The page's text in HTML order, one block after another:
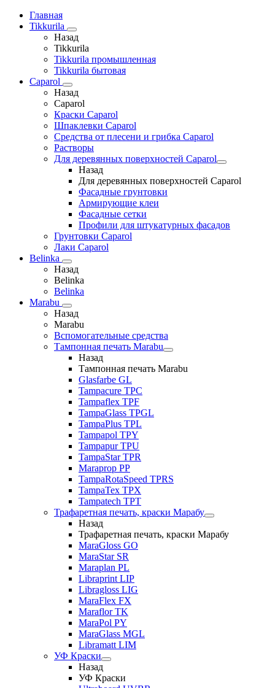
Главная
Tikkurila
Назад
Tikkurila
Tikkurila промышленная
Tikkurila бытовая
Caparol
Назад
Caparol
Краски Caparol
Шпаклевки Caparol
Средства от плесени и грибка Caparol
Растворы
Для деревянных поверхностей Caparol
Назад
Для деревянных поверхностей Caparol
Фасадные грунтовки
Армирующие клеи
Фасадные сетки
Профили для штукатурных фасадов
Грунтовки Caparol
Лаки Caparol
Belinka
Назад
Belinka
Belinka
Marabu
Назад
Marabu
Вспомогательные средства
Тампонная печать Marabu
Назад
Тампонная печать Marabu
Glasfarbe GL
Tampacure TPC
Tampaflex TPF
TampaGlass TPGL
TampaPlus TPL
Tampapol TPY
Tampapur TPU
TampaStar TPR
Maraprop PP
TampaRotaSpeed TPRS
TampaTex TPX
Tampatech TPT
Трафаретная печать, краски Марабу
Назад
Трафаретная печать, краски Марабу
MaraGloss GO
MaraStar SR
Maraplan PL
Libraprint LIP
Libragloss LIG
MaraFlex FX
Maraflor TK
MaraPol PY
MaraGlass MGL
Libramatt LIM
УФ Краски
Назад
УФ Краски